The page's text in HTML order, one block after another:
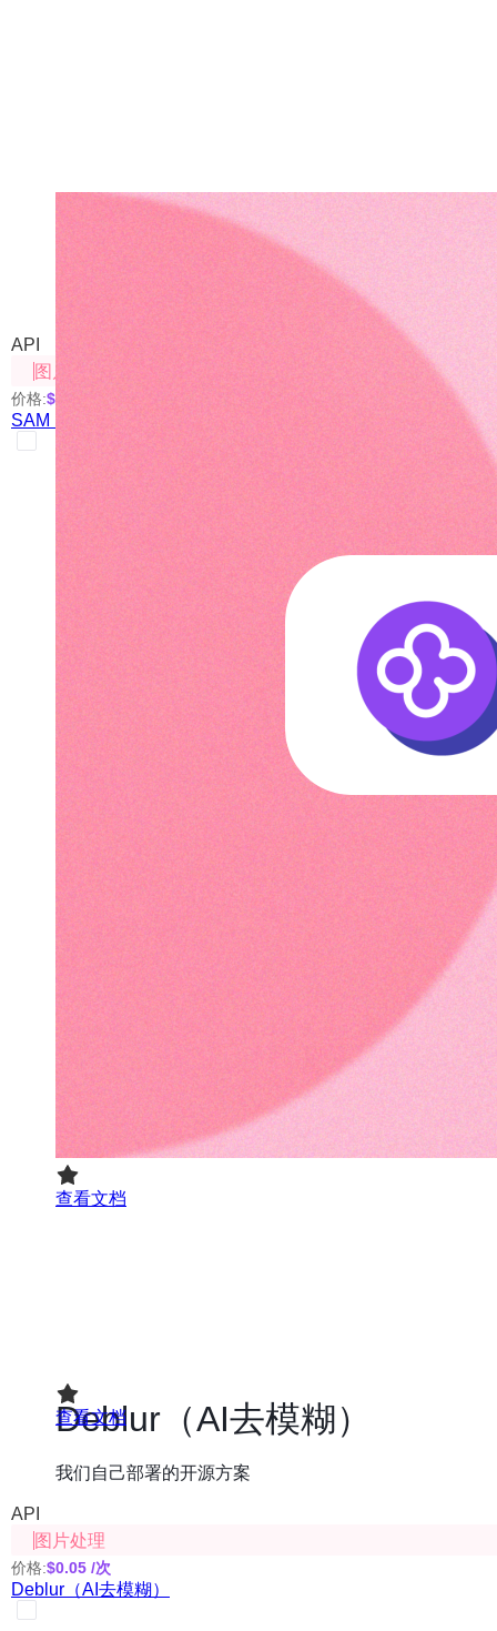
查看文档
SAM（AI生成MASK图）
我们自己部署的开源方案
API
图片处理
价格:$0.01
SAM（AI生成MASK图）
Deblur（AI去模糊）
我们自己部署的开源方案
API
图片处理
价格:$0.05 /次
Deblur（AI去模糊）